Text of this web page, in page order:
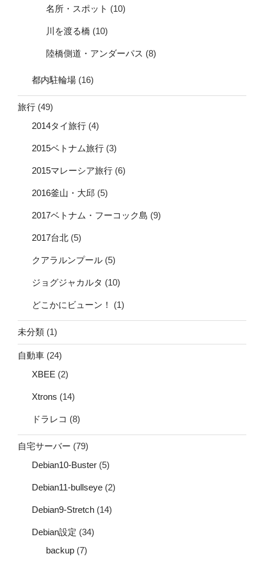
名所・スポット (10)
川を渡る橋 (10)
陸橋側道・アンダーパス (8)
都内駐輪場 (16)
旅行 (49)
2014タイ旅行 (4)
2015ベトナム旅行 (3)
2015マレーシア旅行 (6)
2016釜山・大邱 (5)
2017ベトナム・フーコック島 (9)
2017台北 (5)
クアラルンプール (5)
ジョグジャカルタ (10)
どこかにビューン！ (1)
未分類 (1)
自動車 (24)
XBEE (2)
Xtrons (14)
ドラレコ (8)
自宅サーバー (79)
Debian10-Buster (5)
Debian11-bullseye (2)
Debian9-Stretch (14)
Debian設定 (34)
backup (7)